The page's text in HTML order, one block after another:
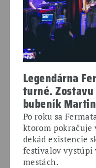
Legendárna
turné.
bubeník
Po roku sa
ktorom
dekád existencie
festivalov vystúpi
mestách.